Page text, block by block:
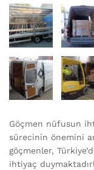
Göçmen nüfusun
sürecinin önemini
göçmenler,
ihtiyaç